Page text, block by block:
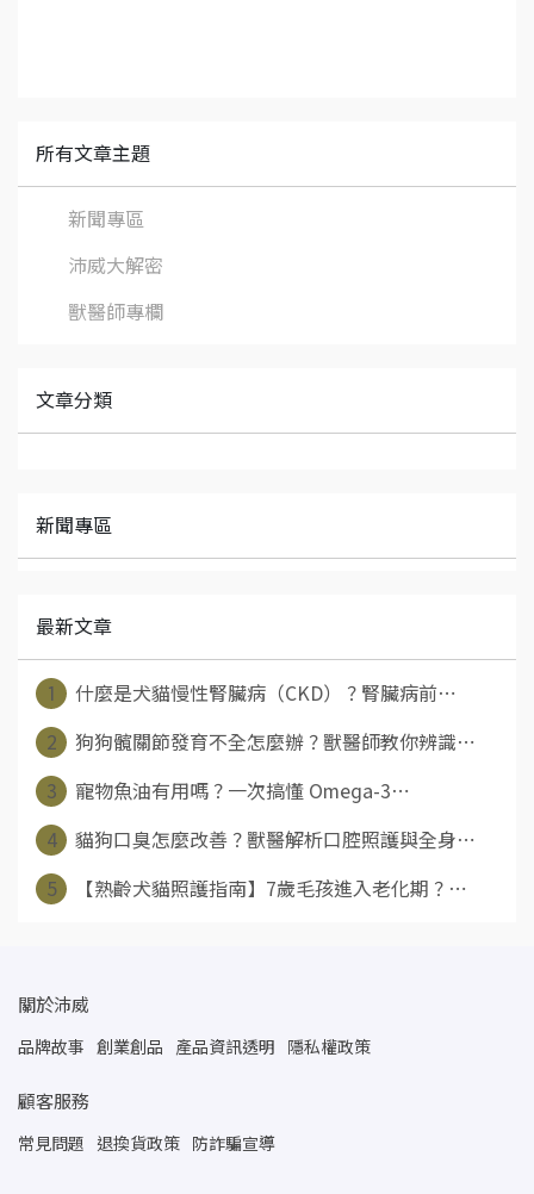
所有文章主題
新聞專區
沛威大解密
獸醫師專欄
文章分類
新聞專區
最新文章
1 什麼是犬貓慢性腎臟病（CKD）？腎臟病前⋯
2 狗狗髖關節發育不全怎麼辦？獸醫師教你辨識⋯
3 寵物魚油有用嗎？一次搞懂 Omega-3⋯
4 貓狗口臭怎麼改善？獸醫解析口腔照護與全身⋯
5 【熟齡犬貓照護指南】7歲毛孩進入老化期？⋯
關於沛威
品牌故事 創業創品 產品資訊透明 隱私權政策
顧客服務
常見問題 退換貨政策 防詐騙宣導